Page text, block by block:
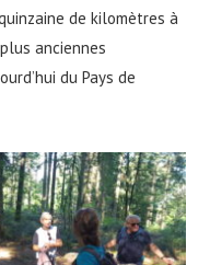
de kilomètres à
anciennes
du Pays de